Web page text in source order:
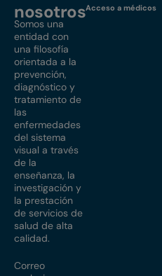
nosotros
Somos una
entidad con
una filosofía
orientada a la
prevención,
diagnóstico y
tratamiento de
las
enfermedades
del sistema
visual a través
de la
enseñanza, la
investigación y
la prestación
de servicios de
salud de alta
calidad.
Correo
Acceso a médicos